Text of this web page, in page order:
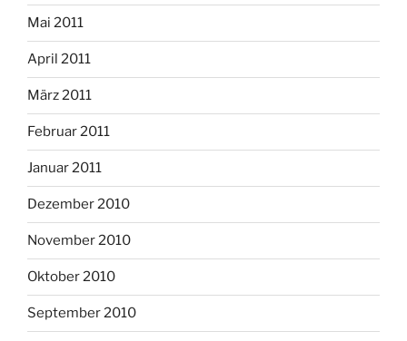
Mai 2011
April 2011
März 2011
Februar 2011
Januar 2011
Dezember 2010
November 2010
Oktober 2010
September 2010